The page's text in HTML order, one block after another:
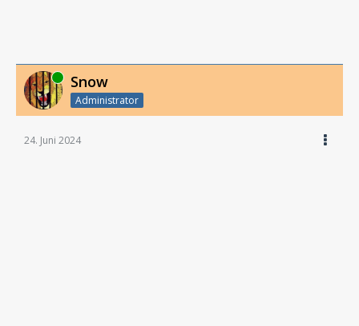
Online Snow
Administrator
24. Juni 2024